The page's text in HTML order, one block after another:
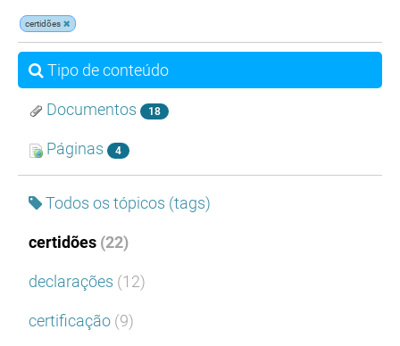
certidões
Tipo de conteúdo
Documentos 18
Páginas 4
Todos os tópicos (tags)
certidões (22)
declarações (12)
certificação (9)